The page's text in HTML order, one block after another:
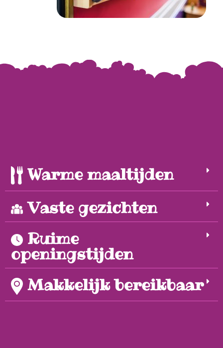
Warme maaltijden
Vaste gezichten
Ruime
openingstijden
Makkelijk bereikbaar